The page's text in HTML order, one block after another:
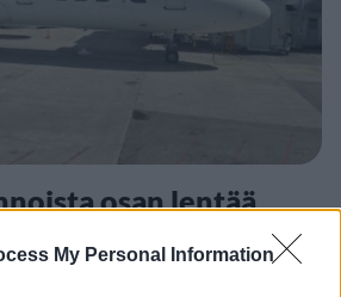
My Personal Information
osan lentää
tärkeä rajoitus